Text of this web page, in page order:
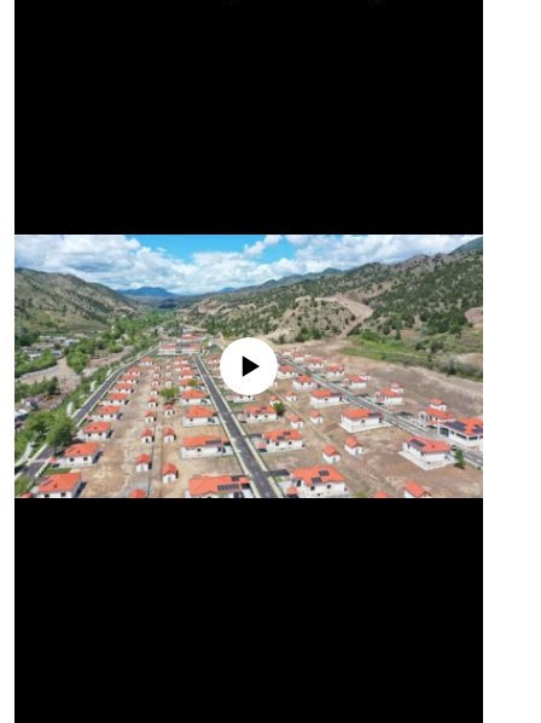
No media source currently available